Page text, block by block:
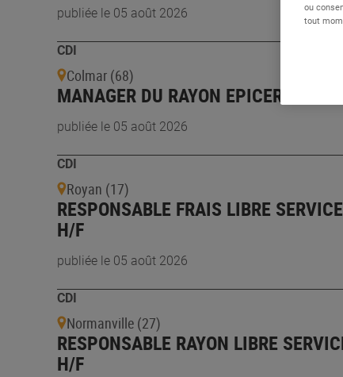
publiée le 05 août 2026
CDI
Colmar (68)
MANAGER DU RAYON EPICERIE - H/F
publiée le 05 août 2026
CDI
Royan (17)
RESPONSABLE FRAIS LIBRE
H/F
publiée le 05 août 2026
CDI
Normanville (27)
RESPONSABLE RAYON LIBRE
H/F
ou
tout